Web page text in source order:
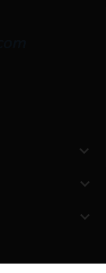


